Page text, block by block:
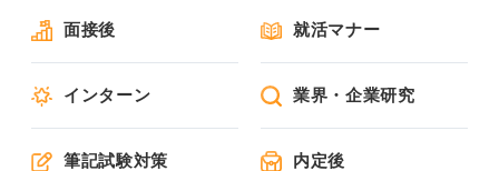
面接後 就活マナー
インターン 業界・企業研究
筆記試験対策 内定後